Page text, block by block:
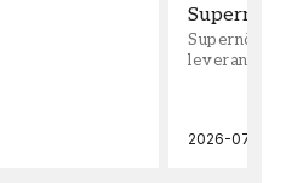
leveran,
2026-07-22